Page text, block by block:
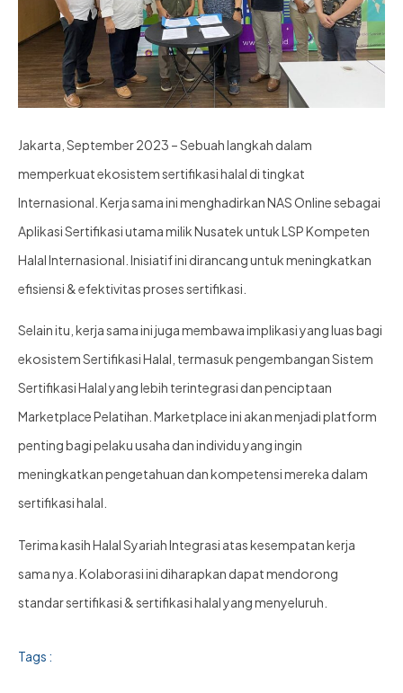
Jakarta, September 2023 – Sebuah langkah dalam
memperkuat ekosistem sertifikasi halal di tingkat
Internasional. Kerja sama ini menghadirkan NAS Online sebagai
Aplikasi Sertifikasi utama milik Nusatek untuk LSP Kompeten
Halal Internasional. Inisiatif ini dirancang untuk meningkatkan
efisiensi & efektivitas proses sertifikasi.
Selain itu, kerja sama ini juga membawa implikasi yang luas bagi
ekosistem Sertifikasi Halal, termasuk pengembangan Sistem
Sertifikasi Halal yang lebih terintegrasi dan penciptaan
Marketplace Pelatihan. Marketplace ini akan menjadi platform
penting bagi pelaku usaha dan individu yang ingin
meningkatkan pengetahuan dan kompetensi mereka dalam
sertifikasi halal.
Terima kasih Halal Syariah Integrasi atas kesempatan kerja
sama nya. Kolaborasi ini diharapkan dapat mendorong
standar sertifikasi & sertifikasi halal yang menyeluruh.
Tags :